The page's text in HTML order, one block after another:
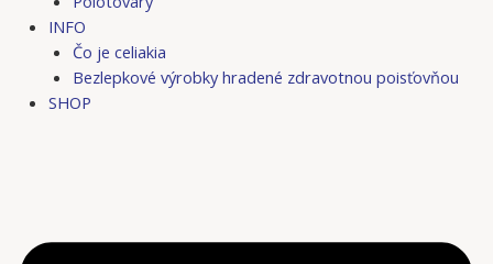
INFO
Čo je celiakia
Bezlepkové výrobky hradené zdravotnou poisťovňou
SHOP